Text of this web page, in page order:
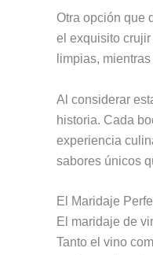
Otra opción que
el exquisito
limpias,
Al considerar
historia. Cada
experiencia
sabores únicos
El Maridaje
El maridaje de
Tanto el vino